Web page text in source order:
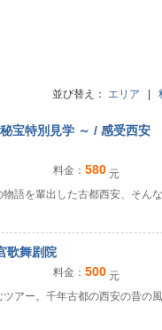
並び替え： エリア
宝特別見学 ～ / 感受西安
料金： 580 元
語を輩出した古都西安、そん
歌舞剧院
料金： 500 元
アー。千年古都の西安の昔の風